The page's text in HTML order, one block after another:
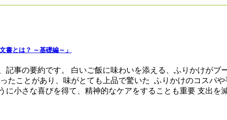
書とは？ ～基礎編～」
事の要約です。 白いご飯に味わいを添える、ふりかけが
たことがあり、味がとても上品で驚いた ふりかけのコスパ
小さな喜びを得て、精神的なケアをすることも重要 支出を